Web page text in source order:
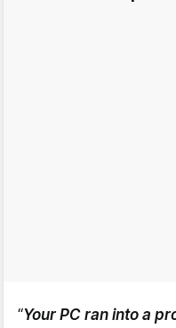
“Your PC ran into a